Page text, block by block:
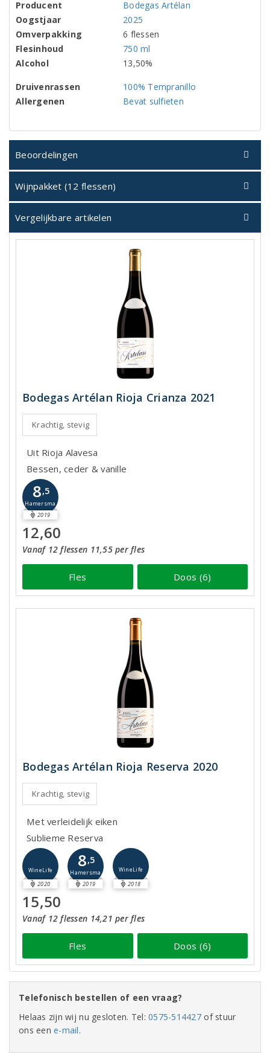
Producent
Bodegas Artélan
Oogstjaar
2025
Omverpakking
6 flessen
Flesinhoud
750 ml
Alcohol
13,50%
Druivenrassen
100% Tempranillo
Allergenen
Bevat sulfieten
Beoordelingen
Wijnpakket (12 flessen)
Vergelijkbare artikelen
Bodegas Artélan Rioja Crianza 2021
Krachtig, stevig
Uit Rioja Alavesa
Bessen, ceder & vanille
8,5
Hamersma
2019
12,60
Vanaf 12 flessen 11,55 per fles
Fles Doos (6)
Bodegas Artélan Rioja Reserva 2020
Krachtig, stevig
Met verleidelijk eiken
Sublieme Reserva
WineLife
2020
8,5
Hamersma
2019
WineLife
2018
15,50
Vanaf 12 flessen 14,21 per fles
Fles Doos (6)
Telefonisch bestellen of een vraag?
Helaas zijn wij nu gesloten. Tel:0575-514427 of stuur
ons eene-mail.